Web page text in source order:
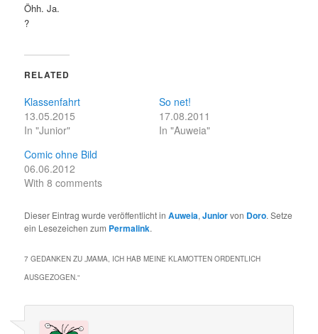
Öhh. Ja.
?
RELATED
Klassenfahrt
13.05.2015
In "Junior"
So net!
17.08.2011
In "Auweia"
Comic ohne Bild
06.06.2012
With 8 comments
Dieser Eintrag wurde veröffentlicht inAuweia,Juniorvon Doro. Setze
ein Lesezeichen zum Permalink.
7 GEDANKEN ZU „MAMA, ICH HAB MEINE KLAMOTTEN ORDENTLICH
AUSGEZOGEN.“